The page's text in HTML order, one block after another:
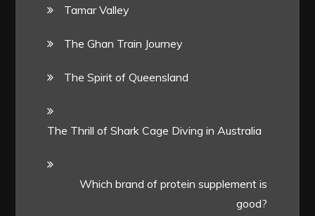
Tamar Valley
The Ghan Train Journey
The Spirit of Queensland
The Thrill of Shark Cage Diving in Australia
Which brand of protein supplement is
good?